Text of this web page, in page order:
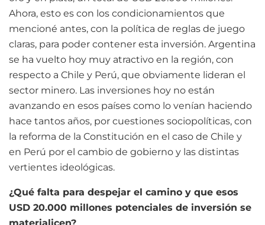
Ahora, esto es con los condicionamientos que
mencioné antes, con la política de reglas de juego
claras, para poder contener esta inversión. Argentina
se ha vuelto hoy muy atractivo en la región, con
respecto a Chile y Perú, que obviamente lideran el
sector minero. Las inversiones hoy no están
avanzando en esos países como lo venían haciendo
hace tantos años, por cuestiones sociopolíticas, con
la reforma de la Constitución en el caso de Chile y
en Perú por el cambio de gobierno y las distintas
vertientes ideológicas.
¿Qué falta para despejar el camino y que esos
USD 20.000 millones potenciales de inversión se